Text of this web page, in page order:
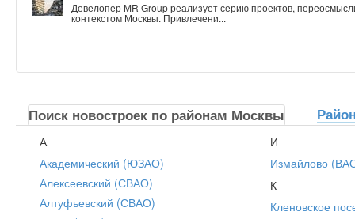
Девелопер MR Group реализует серию проектов,
контекстом Москвы. Привлечени...
Поиск новостроек по районам Москвы
А
Академический (ЮЗАО)
Алексеевский (СВАО)
Алтуфьевский (СВАО)
И
Измайлово
К
Кленовское